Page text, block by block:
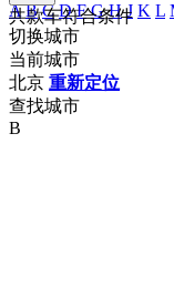
共款车符合条件
A B C D F G H J K L
切换城市
当前城市
北京 重新定位
查找城市
B